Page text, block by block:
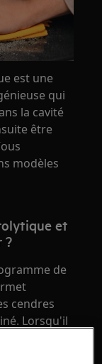
est une
qui
la cavité
être
modèles
et
?
de
cendres
Lorsqu'il
résidus